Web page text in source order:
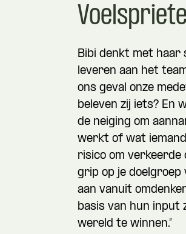
Bibi denkt met haar
leveren aan het
ons geval onze
beleven zij iets? En
de neiging om
werkt of wat
risico om verkeerde
grip op je
aan vanuit
basis van hun input
wereld te winnen.”